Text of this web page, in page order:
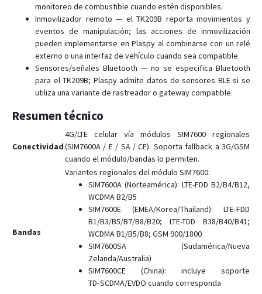
monitoreo de combustible cuando estén disponibles.
Inmovilizador remoto — el TK209B reporta movimientos y
eventos de manipulación; las acciones de inmovilización
pueden implementarse en Plaspy al combinarse con un relé
externo o una interfaz de vehículo cuando sea compatible.
Sensores/señales Bluetooth — no se especifica Bluetooth
para el TK209B; Plaspy admite datos de sensores BLE si se
utiliza una variante de rastreador o gateway compatible.
Resumen técnico
Conectividad
4G/LTE celular vía módulos SIM7600 regionales
(SIM7600A / E / SA / CE). Soporta fallback a 3G/GSM
cuando el módulo/bandas lo permiten.
Bandas
Variantes regionales del módulo SIM7600:
SIM7600A (Norteamérica): LTE-FDD B2/B4/B12,
WCDMA B2/B5
SIM7600E (EMEA/Korea/Thailand): LTE-FDD
B1/B3/B5/B7/B8/B20; LTE-TDD B38/B40/B41;
WCDMA B1/B5/B8; GSM 900/1800
SIM7600SA (Sudamérica/Nueva
Zelanda/Australia)
SIM7600CE (China): incluye soporte
TD‑SCDMA/EVDO cuando corresponda